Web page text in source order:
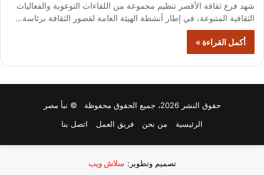
شهد فرع ثقافة الأقصر تنظيم مجموعة من اللقاءات التوعوية والفعاليات
الثقافية المتنوعة، في إطار أنشطة الهيئة العامة لقصور الثقافة برئاسة…
أكمل القراءة »
حقوق النشر 2026، جميع الحقوق محفوظة © نبأ مصر
الرئيسية
من نحن فريق العمل اتصل بنا
تصميم وتطوير: سلاش ويب